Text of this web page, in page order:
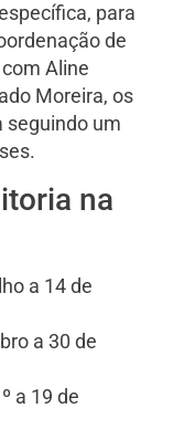
para
de
Aline
Moreira, os
seguindo um
na
a 14 de
a 30 de
a 19 de